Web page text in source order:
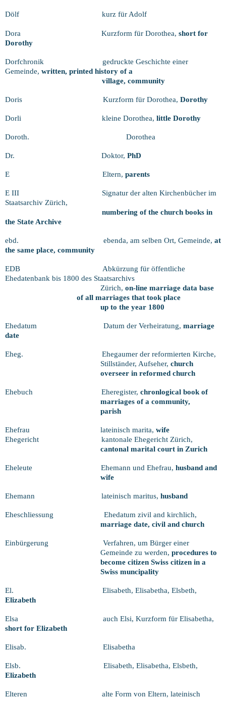
Dölf kurz für Adolf
Dora Kurzform für Dorothea, short for
Dorothy
Dorfchronik
gedruckte Geschichte einer
Gemeinde, written, printed history of a
village, community
Doris Kurzform für Dorothea, Dorothy
Dorli kleine Dorothea, little Dorothy
Doroth. Dorothea
Dr. Doktor, PhD
E Eltern, parents
E III
Signatur der alten Kirchenbücher im
Staatsarchiv Zürich,
numbering of the church books in
the State Archive
ebd. ebenda, am selben Ort, Gemeinde, at
the same place, community
EDB
Abkürzung für öffentliche
Ehedatenbank bis 1800 des Staatsarchivs
Zürich, on-line marriage data base
of all marriages that took place
up to the year 1800
Ehedatum Datum der Verheiratung, marriage
date
Eheg.
Ehegaumer der reformierten Kirche,
Stillständer, Aufseher, church
overseer in reformed church
Ehebuch Eheregister, chronlogical book of
marriages of a community,
parish
Ehefrau lateinisch marita, wife
Ehegericht
kantonale Ehegericht Zürich,
cantonal marital court in Zurich
Eheleute Ehemann und Ehefrau, husband and
wife
Ehemann lateinisch maritus, husband
Eheschliessung
Ehedatum zivil and kirchlich,
marriage date, civil and church
Einbürgerung
Verfahren, um Bürger einer
Gemeinde zu werden, procedures to
become citizen Swiss citizen in a
Swiss muncipality
El.
Elisabeth, Elisabetha, Elsbeth,
Elizabeth
Elsa
auch Elsi, Kurzform für Elisabetha,
short for Elizabeth
Elisab. Elisabetha
Elsb.
Elisabeth, Elisabetha, Elsbeth,
Elizabeth
Elteren
alte Form von Eltern, lateinisch